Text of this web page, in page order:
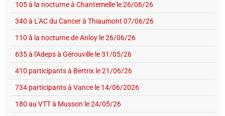
105 à la nocturne à Chantemelle le 26/06/26
340 à L'AC du Cancer à Thiaumont 07/06/26
110 à la nocturne de Anloy le 26/06/26
635 à l'Adeps à Gérouville le 31/05/26
410 participants à Bertrix le 21/06/26
734 participants à Vance le 14/06/2026
180 au VTT à Musson le 24/05/26